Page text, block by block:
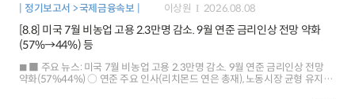
정기보고서 > 국제금융속보 이상원 2026.08.08
[8.8] 미국 7월 비농업 고용 2.3만명 감소. 9월 연준 금리인상 전망 약화
(57%→44%) 등
■ 주요 뉴스: 미국 7월 비농업 고용 2.3만명 감소. 9월 연준 금리인상 전망
약화(57%44%) ○ 연준 주요 인사(리치몬드 연은 총재), 노동시장 균형 유지